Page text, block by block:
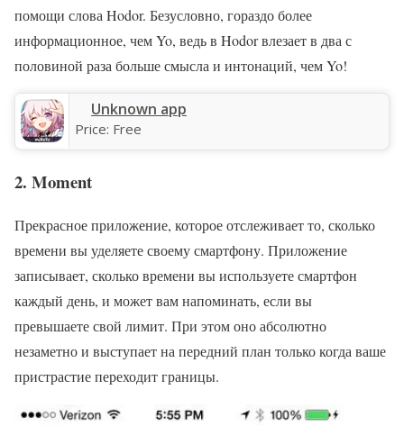
помощи слова Hodor. Безусловно, гораздо более
информационное, чем Yo, ведь в Hodor влезает в два с
половиной раза больше смысла и интонаций, чем Yo!
Unknown app
Price: Free
2. Moment
Прекрасное приложение, которое отслеживает то, сколько
времени вы уделяете своему смартфону. Приложение
записывает, сколько времени вы используете смартфон
каждый день, и может вам напоминать, если вы
превышаете свой лимит. При этом оно абсолютно
незаметно и выступает на передний план только когда ваше
пристрастие переходит границы.